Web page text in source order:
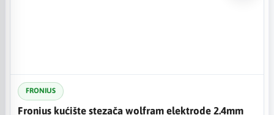
FRONIUS
Fronius kućište stezača wolfram elektrode 2.4mm